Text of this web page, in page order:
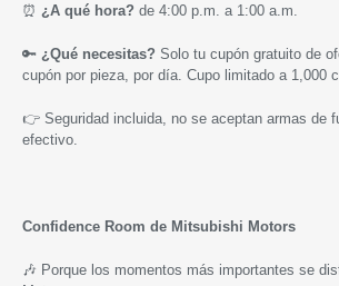
⏰ ¿A qué hora? de 4:00 p.m. a 1:00 a.m.
🔑 ¿Qué necesitas? Solo tu cupón gratuito de
cupón por pieza, por día. Cupo limitado a 1,000
👉 Seguridad incluida, no se aceptan armas de
efectivo.
Confidence Room de Mitsubishi Motors
🎶 Porque los momentos más importantes se